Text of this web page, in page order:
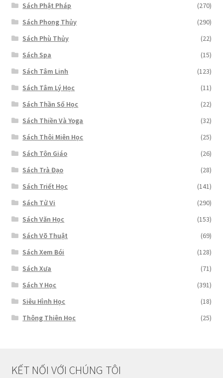
Sách Phật Pháp
(270)
Sách Phong Thủy
(290)
Sách Phù Thủy
(22)
Sách Spa
(15)
Sách Tâm Linh
(123)
Sách Tâm Lý Học
(11)
Sách Thần Số Học
(22)
Sách Thiền Và Yoga
(32)
Sách Thôi Miên Học
(25)
Sách Tôn Giáo
(26)
Sách Trà Đạo
(28)
Sách Triết Học
(141)
Sách Tử Vi
(290)
Sách Văn Học
(153)
Sách Võ Thuật
(69)
Sách Xem Bói
(128)
Sách Xưa
(71)
Sách Y Học
(391)
Siêu Hình Học
(18)
Thông Thiên Học
(25)
KẾT NỐI VỚI CHÚNG TÔI